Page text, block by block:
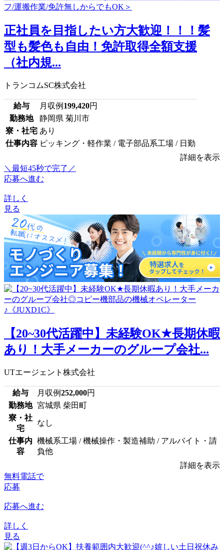
正社員を目指したい方大歓迎！！！髪
型も髪色も自由！免許取得全額支援
（社内規...
トランコムSC株式会社
給与 月収例 199,420円
勤務地
静岡県 菊川市
寮・社宅 あり
仕事内容 ピッキング・軽作業 / 電子部品系工場 / 日勤
詳細を表示
＼最短45秒で完了／
応募へ進む
詳しく
見る
【20~30代活躍中】未経験OK★長期休暇
あり！大手メーカーのグループ会社...
UTエージェント株式会社
給与 月収例252,000円
勤務地 宮城県 柴田町
寮・社
宅
なし
仕事内
容
機械系工場 / 機械操作・製造補助 / アルバイト・請
負他
詳細を表示
無料電話で
応募
応募へ進む
詳しく
見る